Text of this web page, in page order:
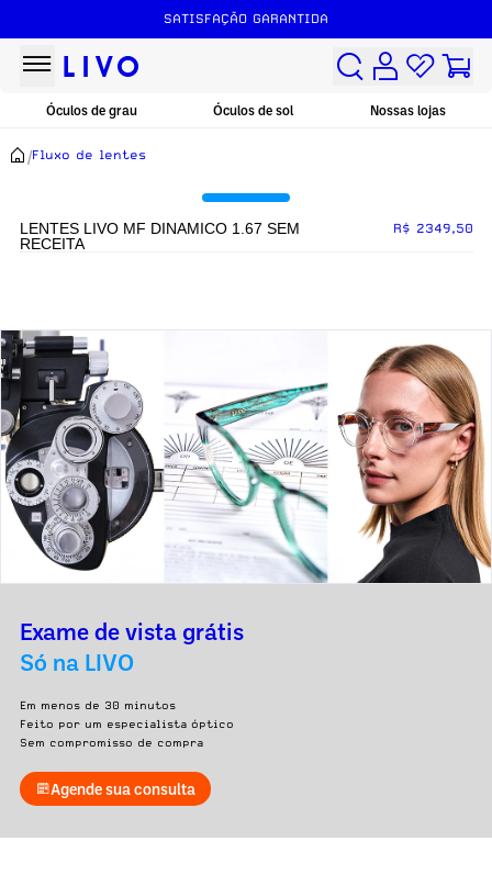
SATISFAÇÃO GARANTIDA
Óculos de grau Óculos de sol Nossas lojas
/Fluxo de lentes
LENTES LIVO MF DINAMICO 1.67 SEM
RECEITA
R$ 2349,50
Exame de vista grátis
Só na LIVO
Em menos de 30 minutos
Feito por um especialista óptico
Sem compromisso de compra
Agende sua consulta